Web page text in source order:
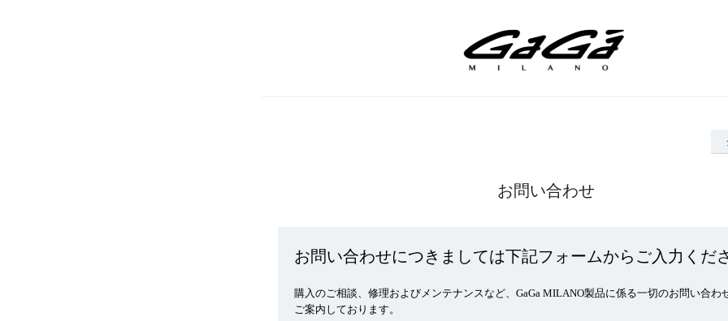
お問い合わせ
お問い合わせにつきましては下記フォームからご入力くだ
購入のご相談、修理およびメンテナンスなど、GaGa MILANO製品に係る一切のお問い合わ
ご案内しております。